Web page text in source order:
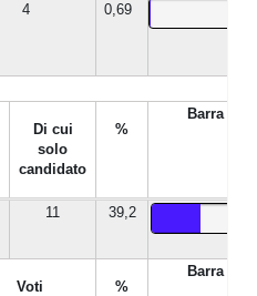
4 0,69
Di cui
solo
candidato
%
Barra %
11 39,2
Voti %
Barra %